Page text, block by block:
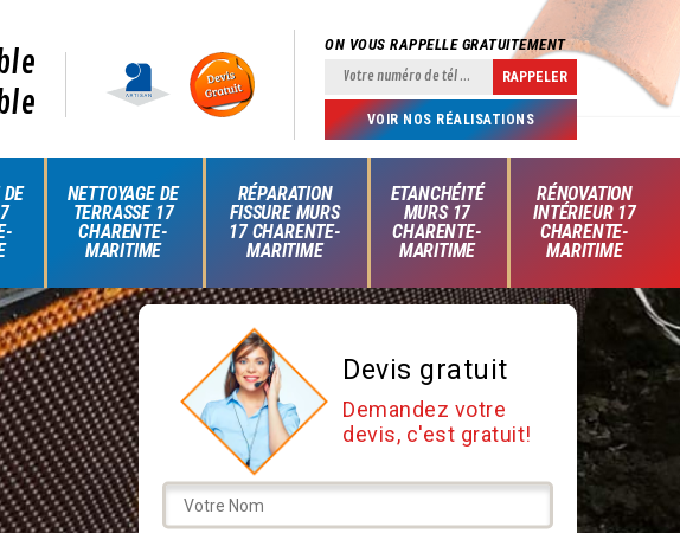
ON VOUS RAPPELLE GRATUITEMENT
VOIR NOS RÉALISATIONS
DE
NETTOYAGE DE
TERRASSE 17
CHARENTE-
MARITIME
RÉPARATION
FISSURE MURS
17 CHARENTE-
MARITIME
ETANCHÉITÉ
MURS 17
CHARENTE-
MARITIME
RÉNOVATION
INTÉRIEUR 17
CHARENTE-
MARITIME
Devis gratuit
Demandez votre
devis, c'est gratuit!